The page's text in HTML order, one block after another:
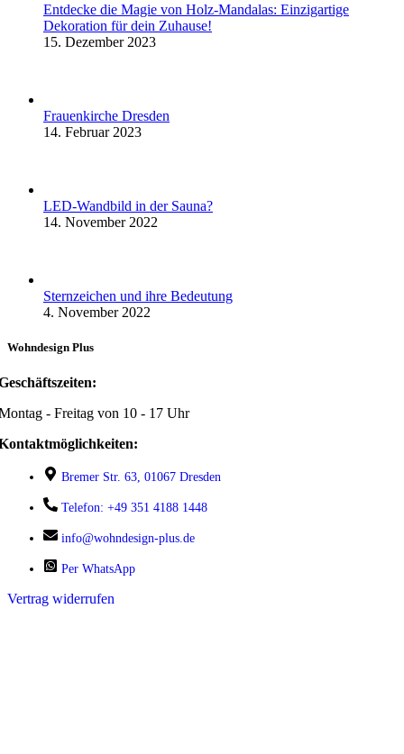
Entdecke die Magie von Holz-Mandalas: Einzigartige
Dekoration für dein Zuhause!
15. Dezember 2023
Frauenkirche Dresden
14. Februar 2023
LED-Wandbild in der Sauna?
14. November 2022
Sternzeichen und ihre Bedeutung
4. November 2022
Wohndesign Plus
- Freitag von 10 - 17 Uhr
Bremer Str. 63, 01067 Dresden
Telefon: +49 351 4188 1448
info@wohndesign-plus.de
Per WhatsApp
Vertrag widerrufen